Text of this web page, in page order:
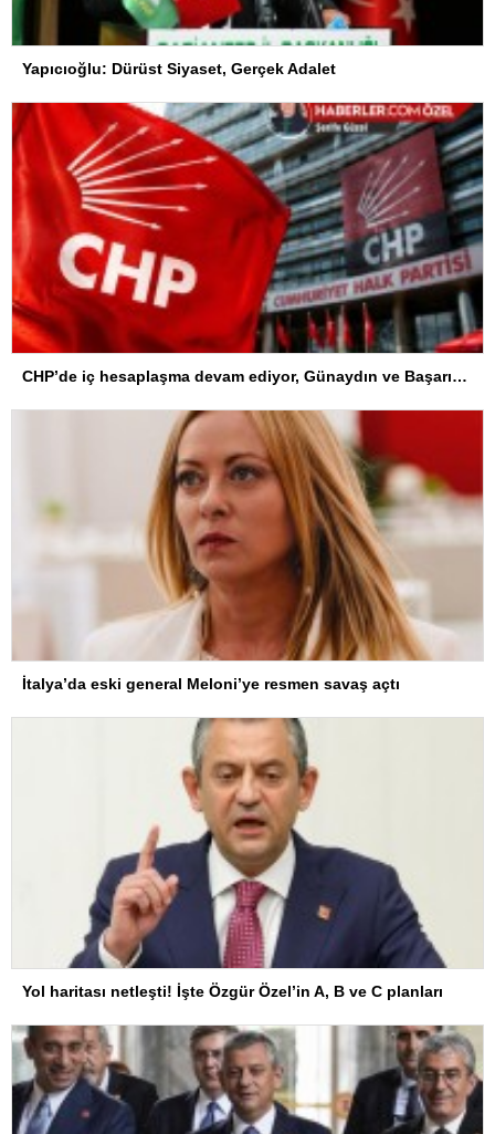
Yapıcıoğlu: Dürüst Siyaset, Gerçek Adalet
CHP’de iç hesaplaşma devam ediyor, Günaydın ve Başarır’ın odasındaki isimlikler kaldırıldı
İtalya’da eski general Meloni’ye resmen savaş açtı
Yol haritası netleşti! İşte Özgür Özel’in A, B ve C planları